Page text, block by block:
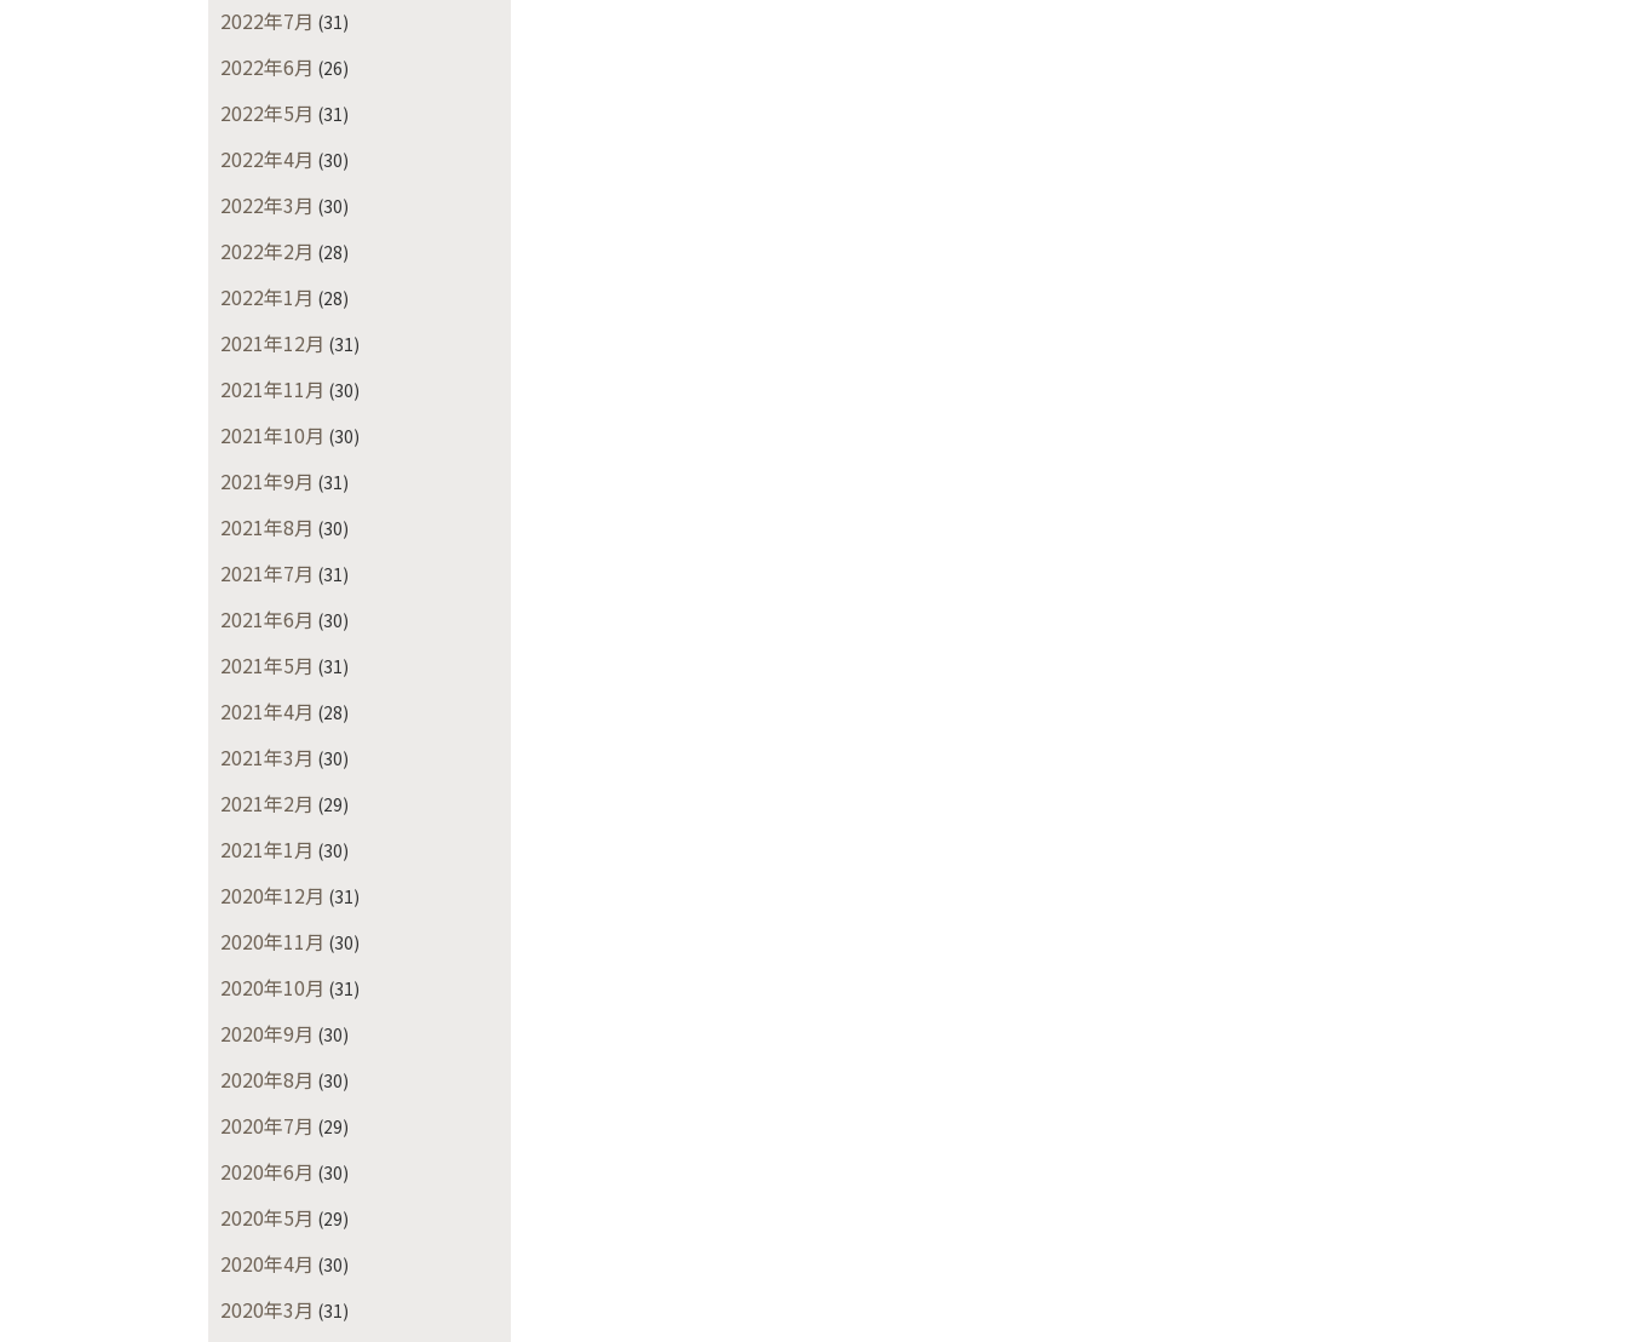
2022年7月 (31)
2022年6月 (26)
2022年5月 (31)
2022年4月 (30)
2022年3月 (30)
2022年2月 (28)
2022年1月 (28)
2021年12月 (31)
2021年11月 (30)
2021年10月 (30)
2021年9月 (31)
2021年8月 (30)
2021年7月 (31)
2021年6月 (30)
2021年5月 (31)
2021年4月 (28)
2021年3月 (30)
2021年2月 (29)
2021年1月 (30)
2020年12月 (31)
2020年11月 (30)
2020年10月 (31)
2020年9月 (30)
2020年8月 (30)
2020年7月 (29)
2020年6月 (30)
2020年5月 (29)
2020年4月 (30)
2020年3月 (31)